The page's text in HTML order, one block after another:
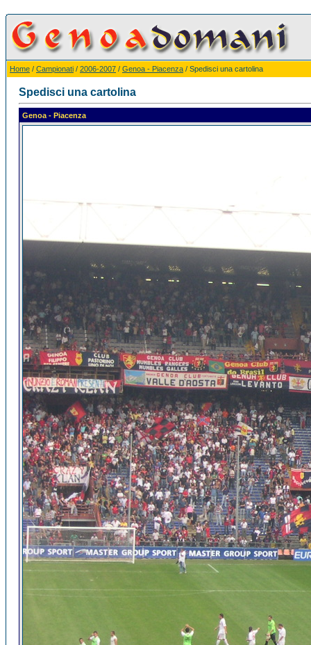
Home / Campionati / 2006-2007 / Genoa - Piacenza / Spedisci una cartolina
Spedisci una cartolina
Genoa - Piacenza